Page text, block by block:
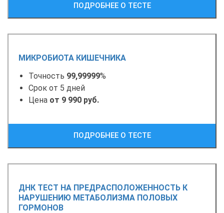
ПОДРОБНЕЕ О ТЕСТЕ
МИКРОБИОТА КИШЕЧНИКА
Точность 99,99999%
Срок от 5 дней
Цена от 9 990 руб.
ПОДРОБНЕЕ О ТЕСТЕ
ДНК ТЕСТ НА ПРЕДРАСПОЛОЖЕННОСТЬ К
НАРУШЕНИЮ МЕТАБОЛИЗМА ПОЛОВЫХ
ГОРМОНОВ